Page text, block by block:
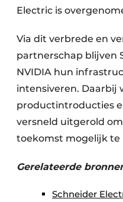
Electric is
Via dit verbrede en
partnerschap blijven
NVIDIA hun
intensiveren. Daarbij
productintroducties
versneld uitgerold
toekomst mogelijk te
Gerelateerde
Schneider